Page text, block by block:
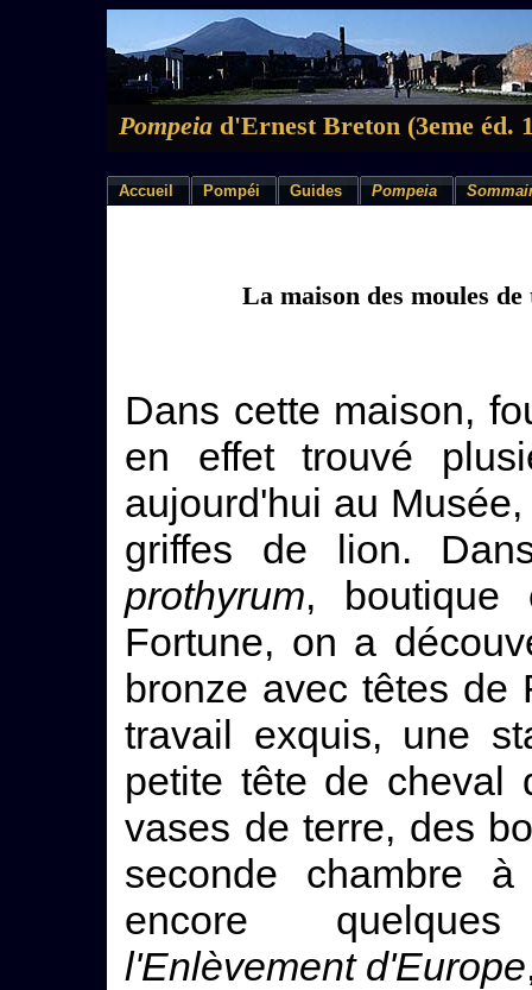
Pompeia d'Ernest Breton (3eme éd.
Accueil Pompéi Guides Pompeia
La maison des moules
Dans cette maison,
en effet trouvé
aujourd'hui au
griffes de lion.
prothyrum, boutique
Fortune, on a
bronze avec têtes de
travail exquis, une
petite tête de cheval
vases de terre, des
seconde chambre
encore
l'Enlèvement d'Europe